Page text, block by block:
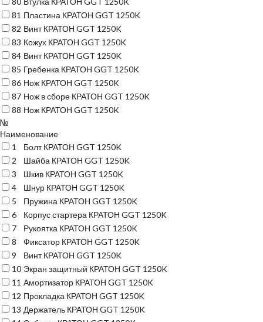
81 Пластина КРАТОН GGT 1250K
82 Винт КРАТОН GGT 1250K
83 Кожух КРАТОН GGT 1250K
84 Винт КРАТОН GGT 1250K
85 Гребенка КРАТОН GGT 1250K
86 Нож КРАТОН GGT 1250K
87 Нож в сборе КРАТОН GGT 1250K
88 Нож КРАТОН GGT 1250K
№
Наименование
1
Болт КРАТОН GGT 1250K
2
Шайба КРАТОН GGT 1250K
3
Шкив КРАТОН GGT 1250K
4
Шнур КРАТОН GGT 1250K
5
Пружина КРАТОН GGT 1250K
6
Корпус стартера КРАТОН GGT 1250K
7
Рукоятка КРАТОН GGT 1250K
8
Фиксатор КРАТОН GGT 1250K
9
Винт КРАТОН GGT 1250K
10 Экран защитный КРАТОН GGT 1250K
11 Амортизатор КРАТОН GGT 1250K
12 Прокладка КРАТОН GGT 1250K
13 Держатель КРАТОН GGT 1250K